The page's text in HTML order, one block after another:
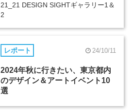
21_21 DESIGN SIGHTギャラリー1＆
2
レポート 24/10/11
2024年秋に行きたい、東京都内
のデザイン＆アートイベント10
選